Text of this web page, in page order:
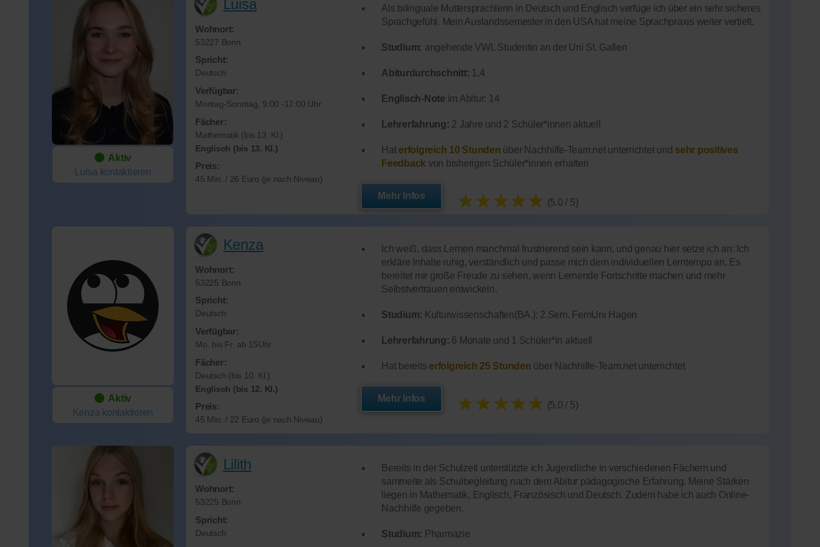
Aktiv
Luisa kontaktieren
Als bilinguale Muttersprachlerin in Deutsch und Englisch verfüge ich über ein sehr sicheres
Sprachgefühl. Mein Auslandssemester in den USA hat meine Sprachpraxis weiter vertieft.
Studium: angehende VWL Studentin an der Uni St. Gallen
Abiturdurchschnitt: 1,4
Englisch-Note im Abitur: 14
Lehrerfahrung: 2 Jahre und 2 Schüler*innen aktuell
Hat erfolgreich 10 Stunden über Nachhilfe-Team.net unterrichtet und sehr positives
Feedback von bisherigen Schüler*innen erhalten
Mehr Infos ★★★★★ (5.0 / 5)
Luisa
Wohnort:
53227 Bonn
Spricht:
Deutsch
Verfügbar:
Montag-Sonntag, 9:00 -17:00 Uhr
Fächer:
Mathematik (bis 13. Kl.)
Englisch (bis 13. Kl.)
Preis:
45 Min. / 26 Euro (je nach Niveau)
Aktiv
Kenza kontaktieren
Ich weiß, dass Lernen manchmal frustrierend sein kann, und genau hier setze ich an: Ich
erkläre Inhalte ruhig, verständlich und passe mich dem individuellen Lerntempo an. Es
bereitet mir große Freude zu sehen, wenn Lernende Fortschritte machen und mehr
Selbstvertrauen entwickeln.
Studium: Kulturwissenschaften(BA.); 2.Sem. FernUni Hagen
Lehrerfahrung: 6 Monate und 1 Schüler*in aktuell
Hat bereits erfolgreich 25 Stunden über Nachhilfe-Team.net unterrichtet
Mehr Infos ★★★★★ (5.0 / 5)
Kenza
Wohnort:
53225 Bonn
Spricht:
Deutsch
Verfügbar:
Mo. bis Fr. ab 15Uhr
Fächer:
Deutsch (bis 10. Kl.)
Englisch (bis 12. Kl.)
Preis:
45 Min. / 22 Euro (je nach Niveau)
Bereits in der Schulzeit unterstützte ich Jugendliche in verschiedenen Fächern und
sammelte als Schulbegleitung nach dem Abitur pädagogische Erfahrung. Meine Stärken
liegen in Mathematik, Englisch, Französisch und Deutsch. Zudem habe ich auch Online-
Nachhilfe gegeben.
Studium: Pharmazie
Lilith
Wohnort:
53225 Bonn
Spricht:
Deutsch